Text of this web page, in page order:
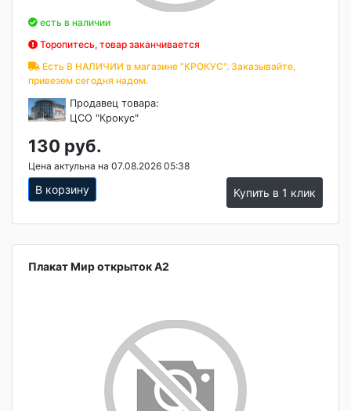
есть в наличии
Торопитесь, товар заканчивается
Есть В НАЛИЧИИ в магазине "КРОКУС". Заказывайте,
привезем сегодня надом.
Продавец товара:
ЦСО "Крокус"
130 руб.
Цена актульна на 07.08.2026 05:38
В корзину Купить в 1 клик
Плакат Мир открыток А2